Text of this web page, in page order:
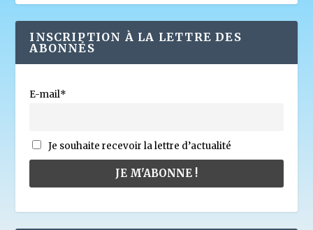
INSCRIPTION À LA LETTRE DES
ABONNÉS
E-mail*
Je souhaite recevoir la lettre d’actualité